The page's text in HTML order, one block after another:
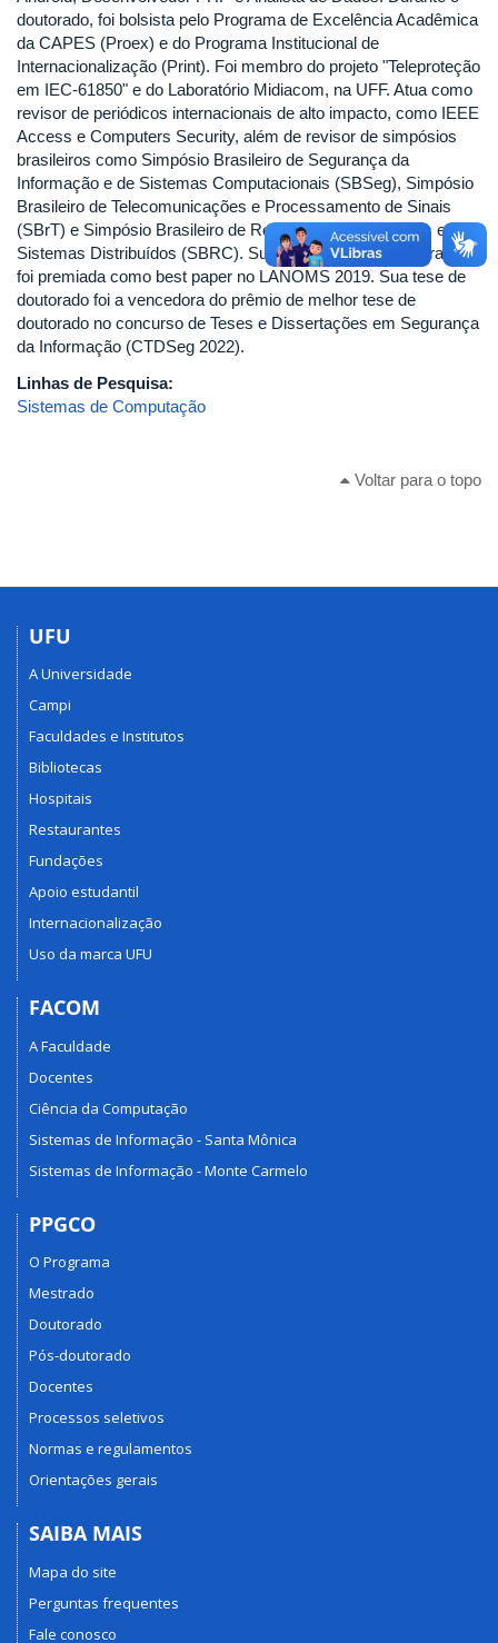
doutorado, foi bolsista pelo Programa de Excelência Acadêmica
da CAPES (Proex) e do Programa Institucional de
Internacionalização (Print). Foi membro do projeto "Teleproteção
em IEC-61850" e do Laboratório Midiacom, na UFF. Atua como
revisor de periódicos internacionais de alto impacto, como IEEE
Access e Computers Security, além de revisor de simpósios
brasileiros como Simpósio Brasileiro de Segurança da
Informação e de Sistemas Computacionais (SBSeg), Simpósio
Brasileiro de Telecomunicações e Processamento de Sinais
(SBrT) e Simpósio Brasileiro de Redes de Computadores e
Sistemas Distribuídos (SBRC). Sua dissertação de mestrado
foi premiada como best paper no LANOMS 2019. Sua tese de
doutorado foi a vencedora do prêmio de melhor tese de
doutorado no concurso de Teses e Dissertações em Segurança
da Informação (CTDSeg 2022).
Linhas de Pesquisa:
Sistemas de Computação
Voltar para o topo
UFU
A Universidade
Campi
Faculdades e Institutos
Bibliotecas
Hospitais
Restaurantes
Fundações
Apoio estudantil
Internacionalização
Uso da marca UFU
FACOM
A Faculdade
Docentes
Ciência da Computação
Sistemas de Informação - Santa Mônica
Sistemas de Informação - Monte Carmelo
PPGCO
O Programa
Mestrado
Doutorado
Pós-doutorado
Docentes
Processos seletivos
Normas e regulamentos
Orientações gerais
SAIBA MAIS
Mapa do site
Perguntas frequentes
Fale conosco